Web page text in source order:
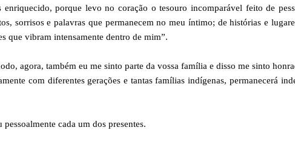
porque levo no coração o tesouro incomparável feito de
sorrisos e palavras que permanecem no meu íntimo; de histórias e
que vibram intensamente dentro de mim”.
agora, também eu me sinto parte da vossa família e disso me sinto
com diferentes gerações e tantas famílias indígenas, permanecerá
cada um dos presentes.